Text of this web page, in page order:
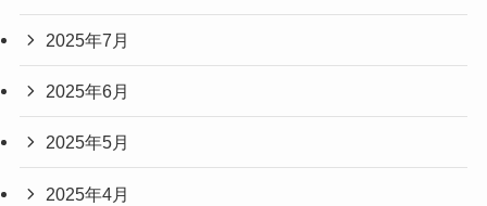
2025年7月
2025年6月
2025年5月
2025年4月